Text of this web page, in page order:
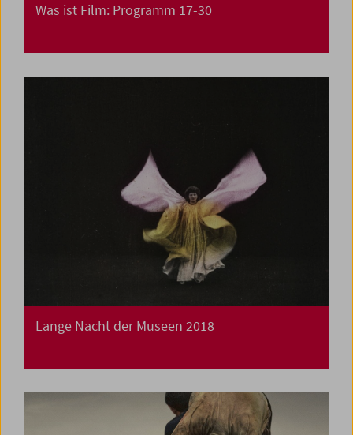
Was ist Film: Programm 17-30
Lange Nacht der Museen 2018